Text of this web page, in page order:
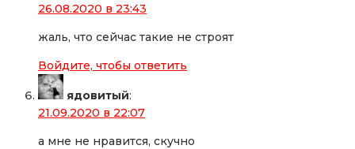
26.08.2020 в 23:43
жаль, что сейчас такие не строят
Войдите, чтобы ответить
ядовитый:
21.09.2020 в 22:07
а мне не нравится, скучно